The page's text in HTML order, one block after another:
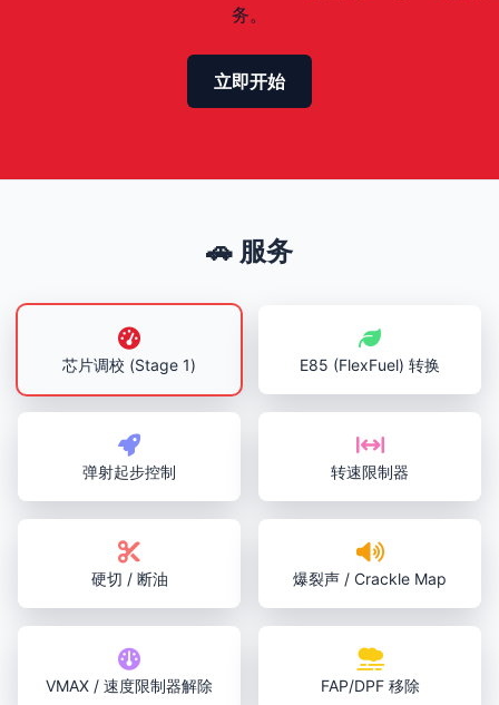
务。
立即开始
🚗 服务
芯片调校 (Stage 1) E85 (FlexFuel) 转换
弹射起步控制 转速限制器
硬切 / 断油 爆裂声 / Crackle Map
VMAX / 速度限制器解除 FAP/DPF 移除